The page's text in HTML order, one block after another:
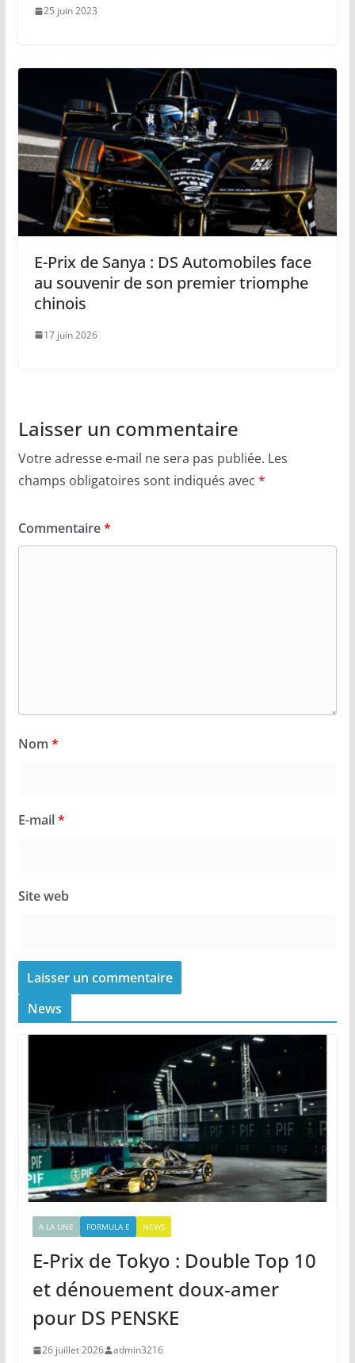
25 juin 2023
E-Prix de Sanya : DS Automobiles face
au souvenir de son premier triomphe
chinois
17 juin 2026
Laisser un commentaire
Votre adresse e-mail ne sera pas publiée. Les
champs obligatoires sont indiqués avec *
Commentaire*
Nom *
E-mail*
Site web
News
A LA UNE FORMULA E NEWS
E-Prix de Tokyo : Double Top 10
et dénouement doux-amer
pour DS PENSKE
26 juillet 2026 admin3216